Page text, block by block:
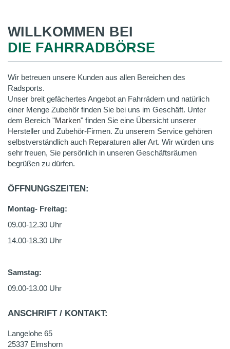
WILLKOMMEN BEI
DIE FAHRRADBÖRSE
Wir betreuen unsere Kunden aus allen Bereichen des
Radsports.
Unser breit gefächertes Angebot an Fahrrädern und natürlich
einer Menge Zubehör finden Sie bei uns im Geschäft. Unter
dem Bereich "Marken" finden Sie eine Übersicht unserer
Hersteller und Zubehör-Firmen. Zu unserem Service gehören
selbstverständlich auch Reparaturen aller Art. Wir würden uns
sehr freuen, Sie persönlich in unseren Geschäftsräumen
begrüßen zu dürfen.
ÖFFNUNGSZEITEN:
Montag- Freitag:
09.00-12.30 Uhr
14.00-18.30 Uhr
Samstag:
09.00-13.00 Uhr
ANSCHRIFT / KONTAKT:
Langelohe 65
25337 Elmshorn